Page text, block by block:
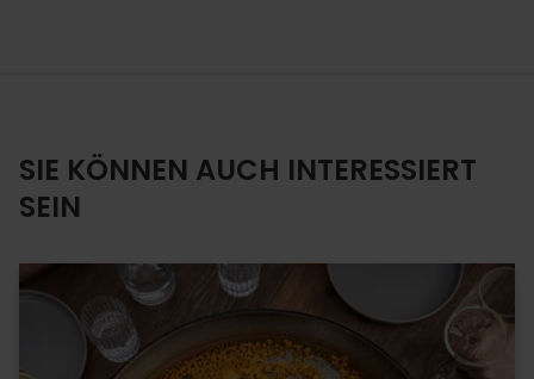
SIE KÖNNEN AUCH INTERESSIERT
SEIN